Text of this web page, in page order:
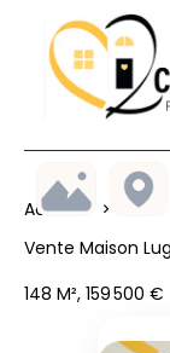
Accueil
Vente Maison
148 M², 159 500 €